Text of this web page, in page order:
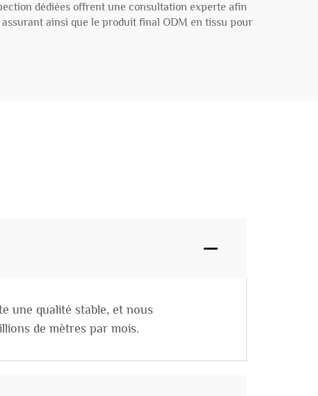
dédiées offrent une consultation experte afin
ainsi que le produit final ODM en tissu pour
une qualité stable, et nous
de mètres par mois.